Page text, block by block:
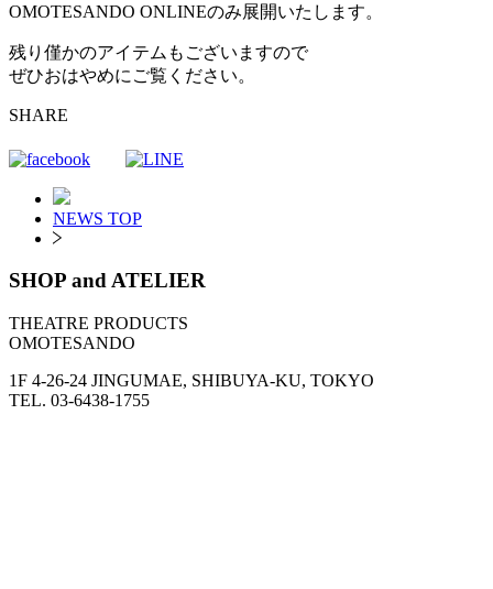
OMOTESANDO ONLINEのみ展開いたします。
残り僅かのアイテムもございますので
ぜひおはやめにご覧ください。
SHARE
NEWS TOP
SHOP and ATELIER
THEATRE PRODUCTS
OMOTESANDO
1F 4-26-24 JINGUMAE, SHIBUYA-KU, TOKYO
TEL. 03-6438-1755